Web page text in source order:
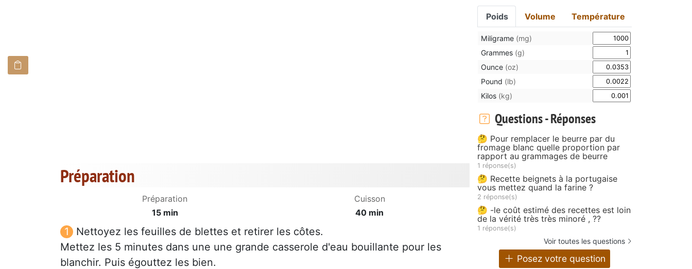
Préparation
Préparation
15 min
Cuisson
40 min
Nettoyez les feuilles de blettes et retirer les côtes.
Mettez les 5 minutes dans une une grande casserole d'eau bouillante pour les
blanchir. Puis égouttez les bien.
Poids Volume Température
Miligrame (mg)
Grammes (g)
Ounce (oz)
Pound (lb)
Kilos (kg)
Questions - Réponses
🤔 Pour remplacer le beurre par du
fromage blanc quelle proportion par
rapport au grammages de beurre
1 réponse(s)
🤔 Recette beignets à la portugaise
vous mettez quand la farine ?
2 réponse(s)
🤔 -le coût estimé des recettes est loin
de la vérité très très minoré , ??
1 réponse(s)
Voir toutes les questions
Posez votre question